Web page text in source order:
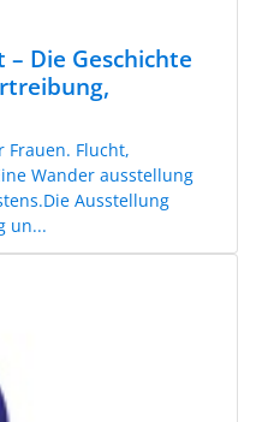
Die Geschichte
Frauen. Flucht,
Wander ausstellung
Ausstellung
un...